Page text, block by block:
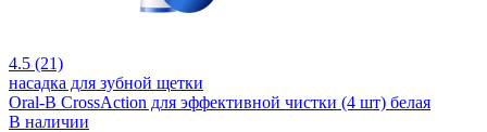
4.5 (21)
насадка для зубной щетки
Oral-B CrossAction для эффективной чистки (4 шт) белая
В наличии